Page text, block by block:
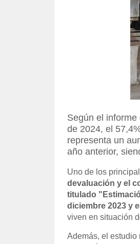
Según el informe
de 2024, el
representa un
año anterior,
Uno de los
devaluación y el
titulado
diciembre 2023 y
viven en situación
Además, el estudio